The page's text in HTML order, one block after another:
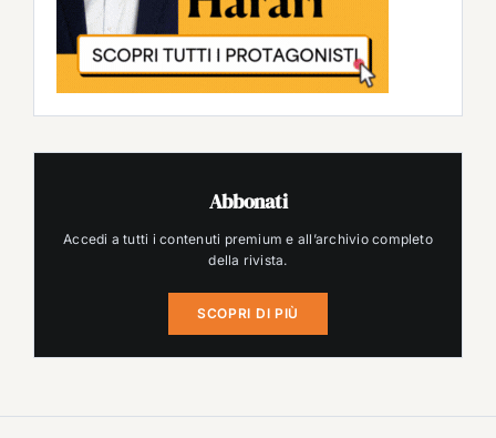
Abbonati
Accedi a tutti i contenuti premium e all’archivio completo
della rivista.
SCOPRI DI PIÙ